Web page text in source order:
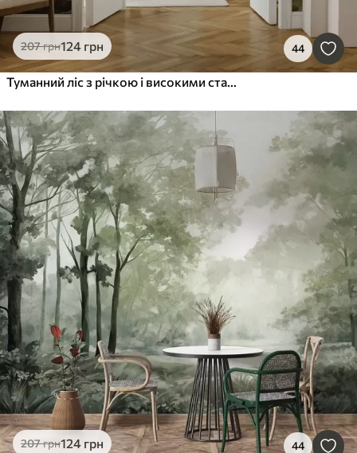
207грн124 грн 44
Туманний ліс з річкою і високими старовинними деревами
207грн124 грн 44